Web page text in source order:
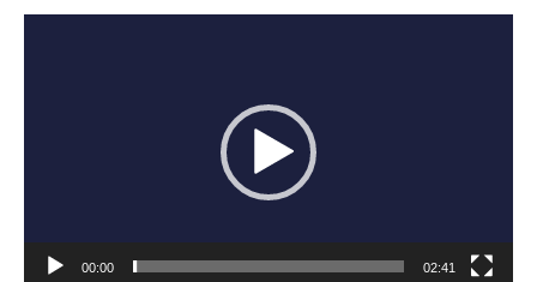
Lecteur vidéo
00:00 02:41